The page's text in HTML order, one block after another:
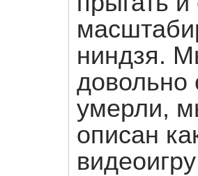
ниндзя.
довольно
умерли,
описан